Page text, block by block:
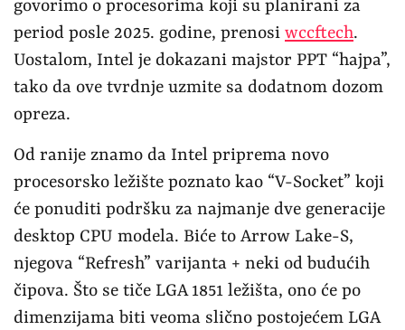
govorimo o procesorima koji su planirani za
period posle 2025. godine, prenosi wccftech.
Uostalom, Intel je dokazani majstor PPT “hajpa”,
tako da ove tvrdnje uzmite sa dodatnom dozom
opreza.
Od ranije znamo da Intel priprema novo
procesorsko ležište poznato kao “V-Socket” koji
će ponuditi podršku za najmanje dve generacije
desktop CPU modela. Biće to Arrow Lake-S,
njegova “Refresh” varijanta + neki od budućih
čipova. Što se tiče LGA 1851 ležišta, ono će po
dimenzijama biti veoma slično postojećem LGA